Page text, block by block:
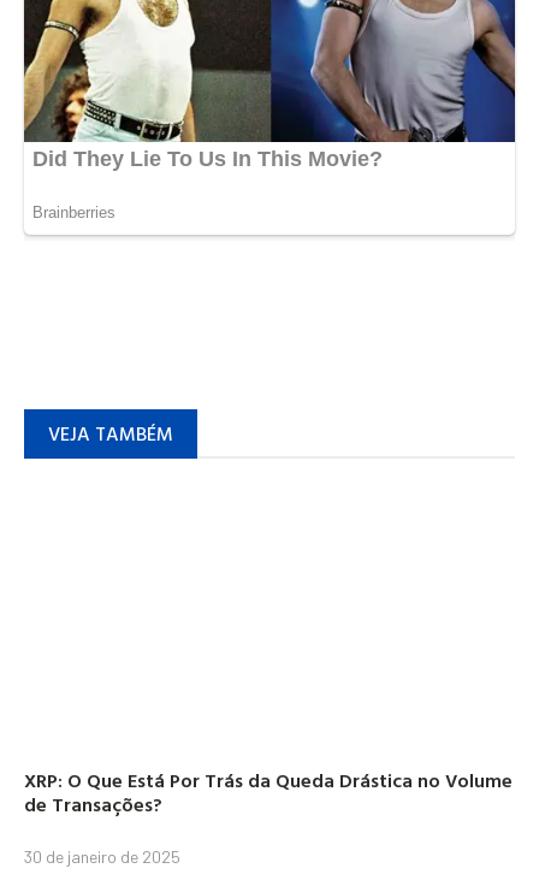
VEJA TAMBÉM
XRP: O Que Está Por Trás da Queda Drástica no Volume
de Transações?
30 de janeiro de 2025